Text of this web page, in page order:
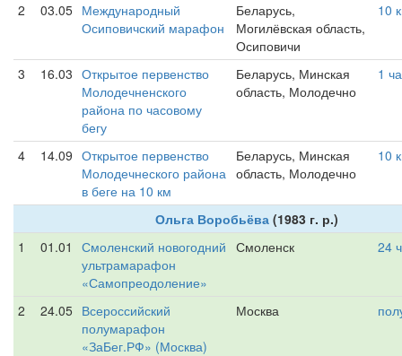
2 03.05 Международный
Осиповичский марафон
Беларусь,
Могилёвская область,
Осиповичи
10
3 16.03 Открытое первенство
Молодечненского
района по часовому
бегу
Беларусь, Минская
область, Молодечно
1
4 14.09 Открытое первенство
Молодечнеского района
в беге на 10 км
Беларусь, Минская
область, Молодечно
10
Ольга Воробьёва(1983 г. р.)
1
01.01
Смоленский новогодний
ультрамарафон
«Самопреодоление»
Смоленск 24
2 24.05 Всероссийский
полумарафон
«ЗаБег.РФ» (Москва)
Москва